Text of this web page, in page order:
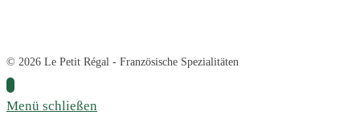
© 2026 Le Petit Régal - Französische Spezialitäten
Menü schließen